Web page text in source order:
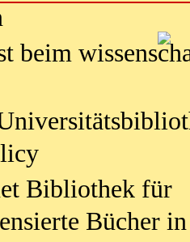
beim
Bibliothek für
Bücher